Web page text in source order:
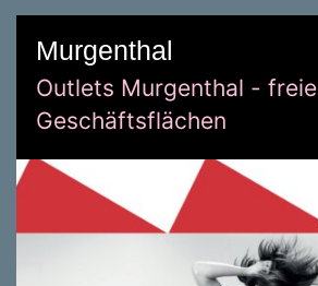
Murgenthal
Outlets Murgenthal - freie
Geschäftsflächen